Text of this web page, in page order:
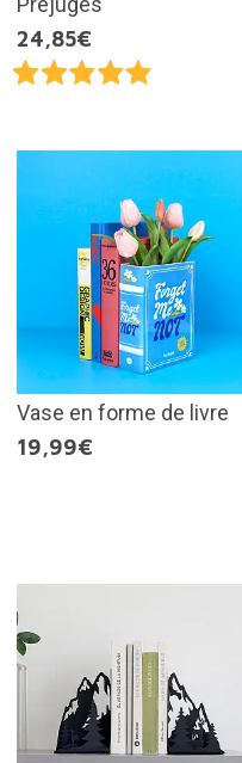
24,85€
Vase en forme de livre
19,99€